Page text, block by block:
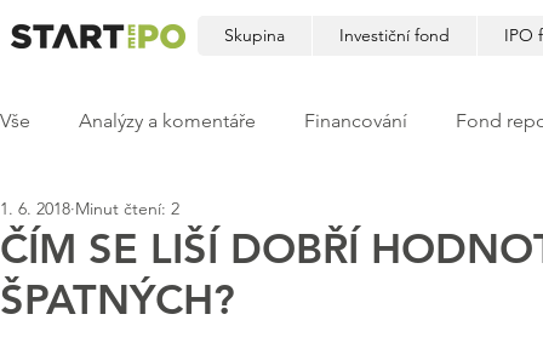
Skupina Investiční fond IPO
Vše Analýzy a komentáře Financování Fond
ČÍM SE LIŠÍ DOBŘÍ
ŠPATNÝCH?
1. 6. 2018 Minut čtení: 2